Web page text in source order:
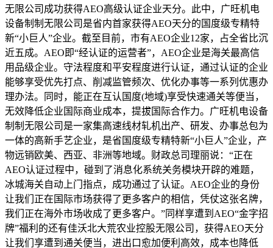
无限公司成功获得AEO高级认证企业天分。此中，广旺机电
设备制制无限公司是省内首家获得AEO天分的国度级专精特
新“小巨人”企业。截至目前，市有AEO企业12家，占全省比沉
近五成。AEO即“经认证的运营者”，AEO企业是海关最高信
用品级企业。守法程度和平安程度进行认证，通过认证的企业
能够享受优先打点、削减监管频次、优化办事等一系列优惠办
理办法。同时，能正在互认国度(地域)享受快速通关等便当，
无效降低企业国际商业成本，提拔国际合作力。广旺机电设备
制制无限公司是一家集高速线材轧机出产、研发、办事总包为
一体的高新手艺企业，是省国度级专精特新“小巨人”企业，产
物远销欧美、西亚、非洲等地域。财政总司理丽说：“正在
AEO认证过程中，碰到了消息化系统关务模块开辟的难题，
冰城海关自动上门指点，成功通过了认证。AEO企业的身份
让我们正在国际市场获得了更多客户的相信，凭仗这张名牌，
我们正在海外市场收成了更多客户。”同样享遭到AEO“金字招
牌”福利的还有佳沃北大荒农业控股无限公司，获得AEO天分
让我们享遭到通关便当，进出口愈加便利高效，成本也降低